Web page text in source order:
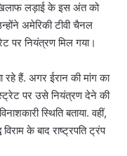
लड़ाई के इस अंत को
अमेरिकी टीवी चैनल
पर नियंत्रण मिल गया।
रहे हैं. अगर ईरान की मांग का
स्ट्रेट पर उसे नियंत्रण देने की
स्थिति बताया. वहीं,
के बाद राष्ट्रपति ट्रंप